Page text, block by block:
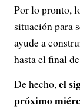
Por lo pronto,
situación para
ayude a
hasta el final
De hecho,el
próximo